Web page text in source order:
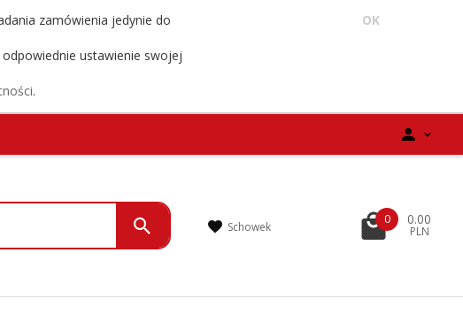
zamówienia jedynie do
ustawienie swojej
.
OK
Schowek
0 0.00
PLN